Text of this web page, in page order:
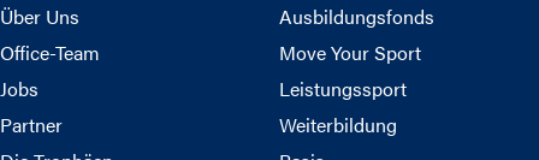
Über Uns
Office-Team
Jobs
Partner
Ausbildungsfonds
Move Your Sport
Leistungssport
Weiterbildung